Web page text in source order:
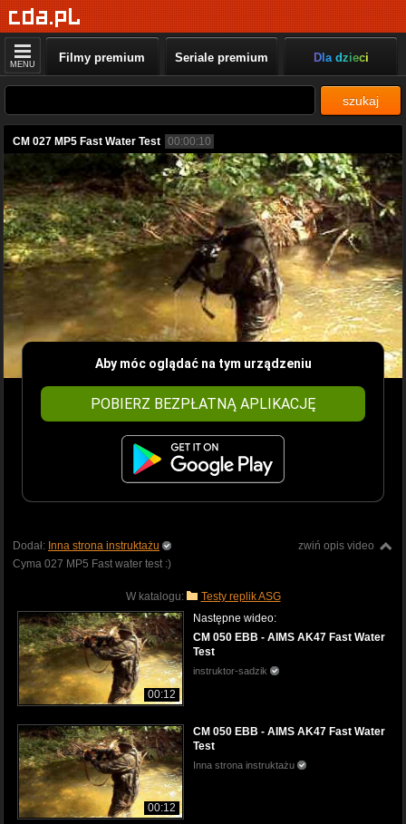
MENU Filmy premium Seriale premium Dla dzieci
szukaj
CM 027 MP5 Fast Water Test 00:00:10
Aby móc oglądać na tym urządzeniu
POBIERZ BEZPŁATNĄ APLIKACJĘ
zwiń opis video
Dodał: Inna strona instruktażu
Cyma 027 MP5 Fast water test :)
W katalogu: Testy replik ASG
00:12
Następne wideo:
CM 050 EBB - AIMS AK47 Fast Water
Test
instruktor-sadzik
00:12
CM 050 EBB - AIMS AK47 Fast Water
Test
Inna strona instruktażu